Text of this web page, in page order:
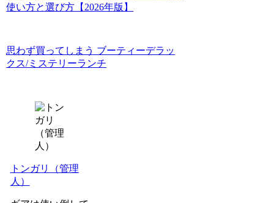
使い方と選び方【2026年版】
思わず買ってしまう ブーティーデラッ
クス/ミステリーランチ
トンガリ（管理
人）